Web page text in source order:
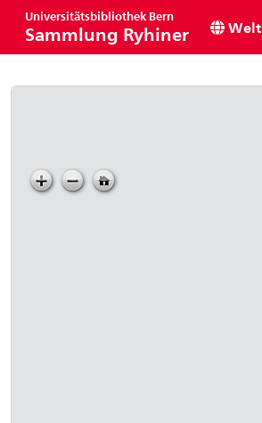
Universitätsbibliothek Bern
Sammlung Ryhiner Welt